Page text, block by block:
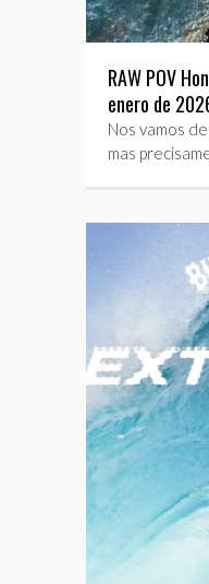
RAW POV
enero de
Nos vamos
mas